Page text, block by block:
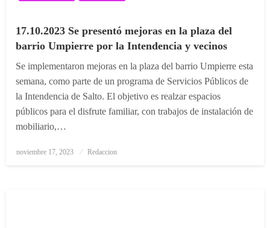
17.10.2023 Se presentó mejoras en la plaza del
barrio Umpierre por la Intendencia y vecinos
Se implementaron mejoras en la plaza del barrio Umpierre esta
semana, como parte de un programa de Servicios Públicos de
la Intendencia de Salto. El objetivo es realzar espacios
públicos para el disfrute familiar, con trabajos de instalación de
mobiliario,…
Posted
noviembre 17, 2023 Redaccion